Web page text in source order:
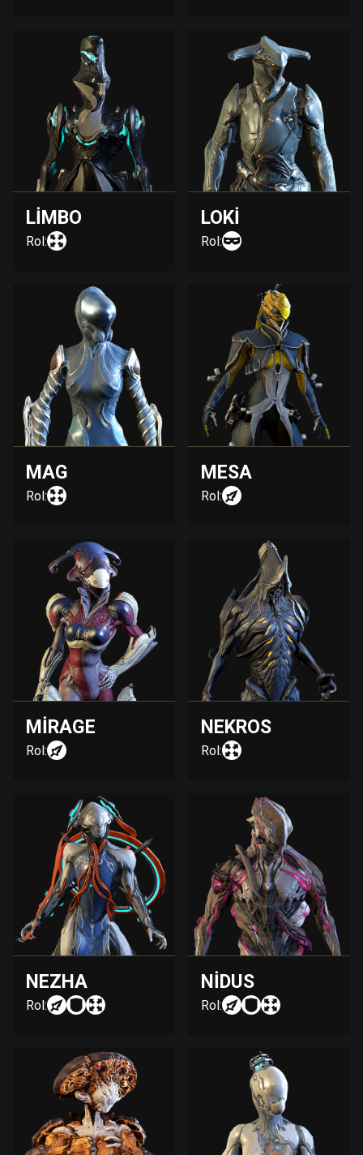
LIMBO
Rol:
LOKI
Rol:
MAG
Rol:
MESA
Rol:
MIRAGE
Rol:
NEKROS
Rol:
NEZHA
Rol:
NIDUS
Rol: